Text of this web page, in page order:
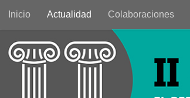
Saltar al contenido
Inicio Actualidad Colaboraciones